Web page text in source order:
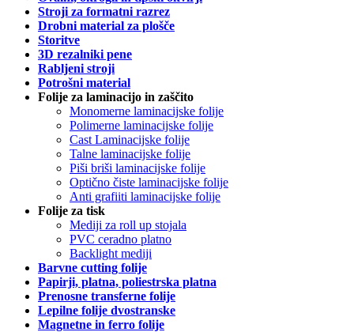
Stroji za formatni razrez
Drobni material za plošče
Storitve
3D rezalniki pene
Rabljeni stroji
Potrošni material
Folije za laminacijo in zaščito
Monomerne laminacijske folije
Polimerne laminacijske folije
Cast Laminacijske folije
Talne laminacijske folije
Piši briši laminacijske folije
Optično čiste laminacijske folije
Anti grafiiti laminacijske folije
Folije za tisk
Mediji za roll up stojala
PVC ceradno platno
Backlight mediji
Barvne cutting folije
Papirji, platna, poliestrska platna
Prenosne transferne folije
Lepilne folije dvostranske
Magnetne in ferro folije